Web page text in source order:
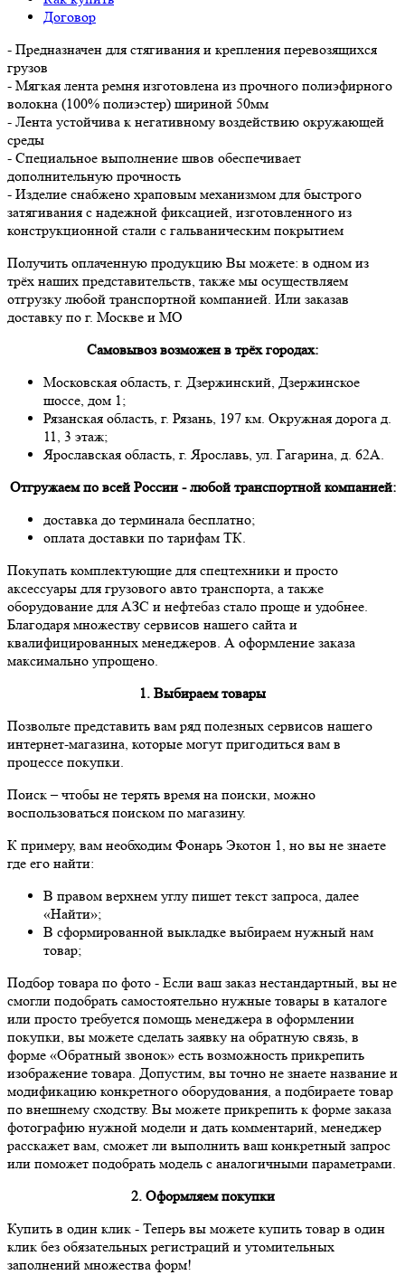
Договор
- Предназначен для стягивания и крепления перевозящихся
грузов
- Мягкая лента ремня изготовлена из прочного полиэфирного
волокна (100% полиэстер) шириной 50мм
- Лента устойчива к негативному воздействию окружающей
среды
- Специальное выполнение швов обеспечивает
дополнительную прочность
- Изделие снабжено храповым механизмом для быстрого
затягивания с надежной фиксацией, изготовленного из
конструкционной стали с гальваническим покрытием
Получить оплаченную продукцию Вы можете: в одном из
трёх наших представительств, также мы осуществляем
отгрузку любой транспортной компанией. Или заказав
доставку по г. Москве и МО
Самовывоз возможен в трёх городах:
Московская область, г. Дзержинский, Дзержинское
шоссе, дом 1;
Рязанская область, г. Рязань, 197 км. Окружная дорога д.
11, 3 этаж;
Ярославская область, г. Ярославь, ул. Гагарина, д. 62А.
Отгружаем по всей России - любой транспортной компанией:
доставка до терминала бесплатно;
оплата доставки по тарифам ТК.
Покупать комплектующие для спецтехники и просто
аксессуары для грузового авто транспорта, а также
оборудование для АЗС и нефтебаз стало проще и удобнее.
Благодаря множеству сервисов нашего сайта и
квалифицированных менеджеров. А оформление заказа
максимально упрощено.
1. Выбираем товары
Позвольте представить вам ряд полезных сервисов нашего
интернет-магазина, которые могут пригодиться вам в
процессе покупки.
Поиск– чтобы не терять время на поиски, можно
воспользоваться поиском по магазину.
К примеру, вам необходим Фонарь Экотон 1, но вы не знаете
где его найти:
В правом верхнем углу пишет текст запроса, далее
«Найти»;
В сформированной выкладке выбираем нужный нам
товар;
Подбор товара по фото - Если ваш заказ нестандартный, вы не
смогли подобрать самостоятельно нужные товары в каталоге
или просто требуется помощь менеджера в оформлении
покупки, вы можете сделать заявку на обратную связь, в
форме «Обратный звонок» есть возможность прикрепить
изображение товара. Допустим, вы точно не знаете название и
модификацию конкретного оборудования, а подбираете товар
по внешнему сходству. Вы можете прикрепить к форме заказа
фотографию нужной модели и дать комментарий, менеджер
расскажет вам, сможет ли выполнить ваш конкретный запрос
или поможет подобрать модель с аналогичными параметрами.
2. Оформляем покупки
Купить в один клик - Теперь вы можете купить товар в один
клик без обязательных регистраций и утомительных
заполнений множества форм!